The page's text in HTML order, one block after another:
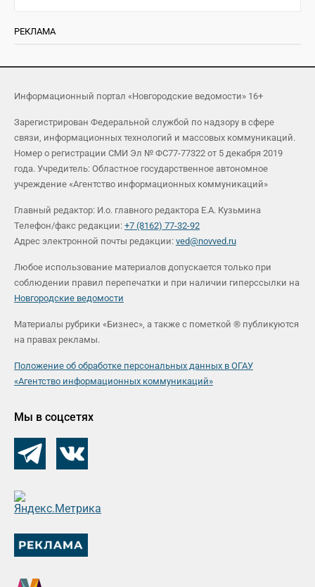
РЕКЛАМА
Информационный портал «Новгородские ведомости» 16+
Зарегистрирован Федеральной службой по надзору в сфере
связи, информационных технологий и массовых коммуникаций.
Номер о регистрации СМИ Эл № ФС77-77322 от 5 декабря 2019
года. Учредитель: Областное государственное автономное
учреждение «Агентство информационных коммуникаций»
Главный редактор: И.о. главного редактора Е.А. Кузьмина
Телефон/факс редакции: +7 (8162) 77-32-92
Адрес электронной почты редакции: ved@novved.ru
Любое использование материалов допускается только при
соблюдении правил перепечатки и при наличии гиперссылки на
Новгородские ведомости
Материалы рубрики «Бизнес», а также с пометкой ® публикуются
на правах рекламы.
Положение об обработке персональных данных в ОГАУ
«Агентство информационных коммуникаций»
Мы в соцсетях